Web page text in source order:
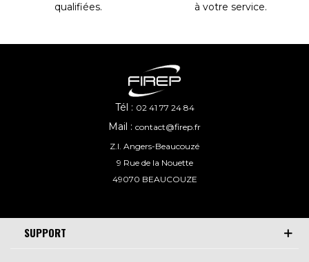
qualifiées.
à votre service.
SUPPORT
Tél : 02 41 77 24 84
Mail : contact@firep.fr
Z.I. Angers-Beaucouzé
9 Rue de la Nouette
49070 BEAUCOUZE